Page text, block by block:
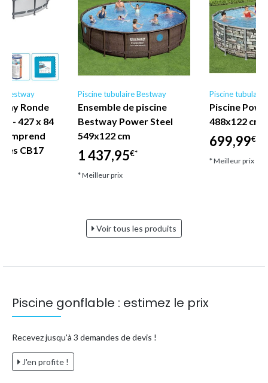
Bestway
Ronde
- 427 x 84
CB17
Piscine tubulaire Bestway
Ensemble de piscine
Bestway Power Steel
549x122 cm
1 437,95€*
* Meilleur prix
Piscine
Piscine
488x122 cm
699,99€*
* Meilleur prix
Voir tous les produits
Piscine gonflable : estimez le prix
Recevez jusqu'à 3 demandes de devis !
J'en profite !